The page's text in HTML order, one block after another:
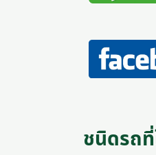
ชนิดรถที่